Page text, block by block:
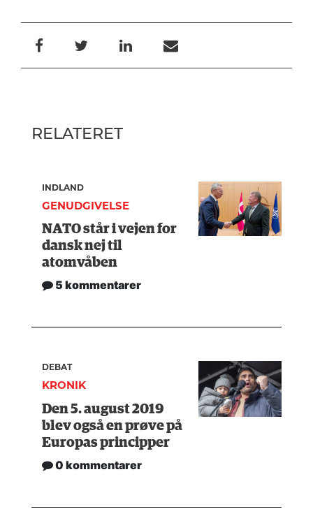
RELATERET
INDLAND
GENUDGIVELSE
NATO står i vejen for
dansk nej til
atomvåben
5 kommentarer
DEBAT
KRONIK
Den 5. august 2019
blev også en prøve på
Europas principper
0 kommentarer